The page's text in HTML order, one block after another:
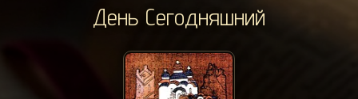
День Сегодняшний